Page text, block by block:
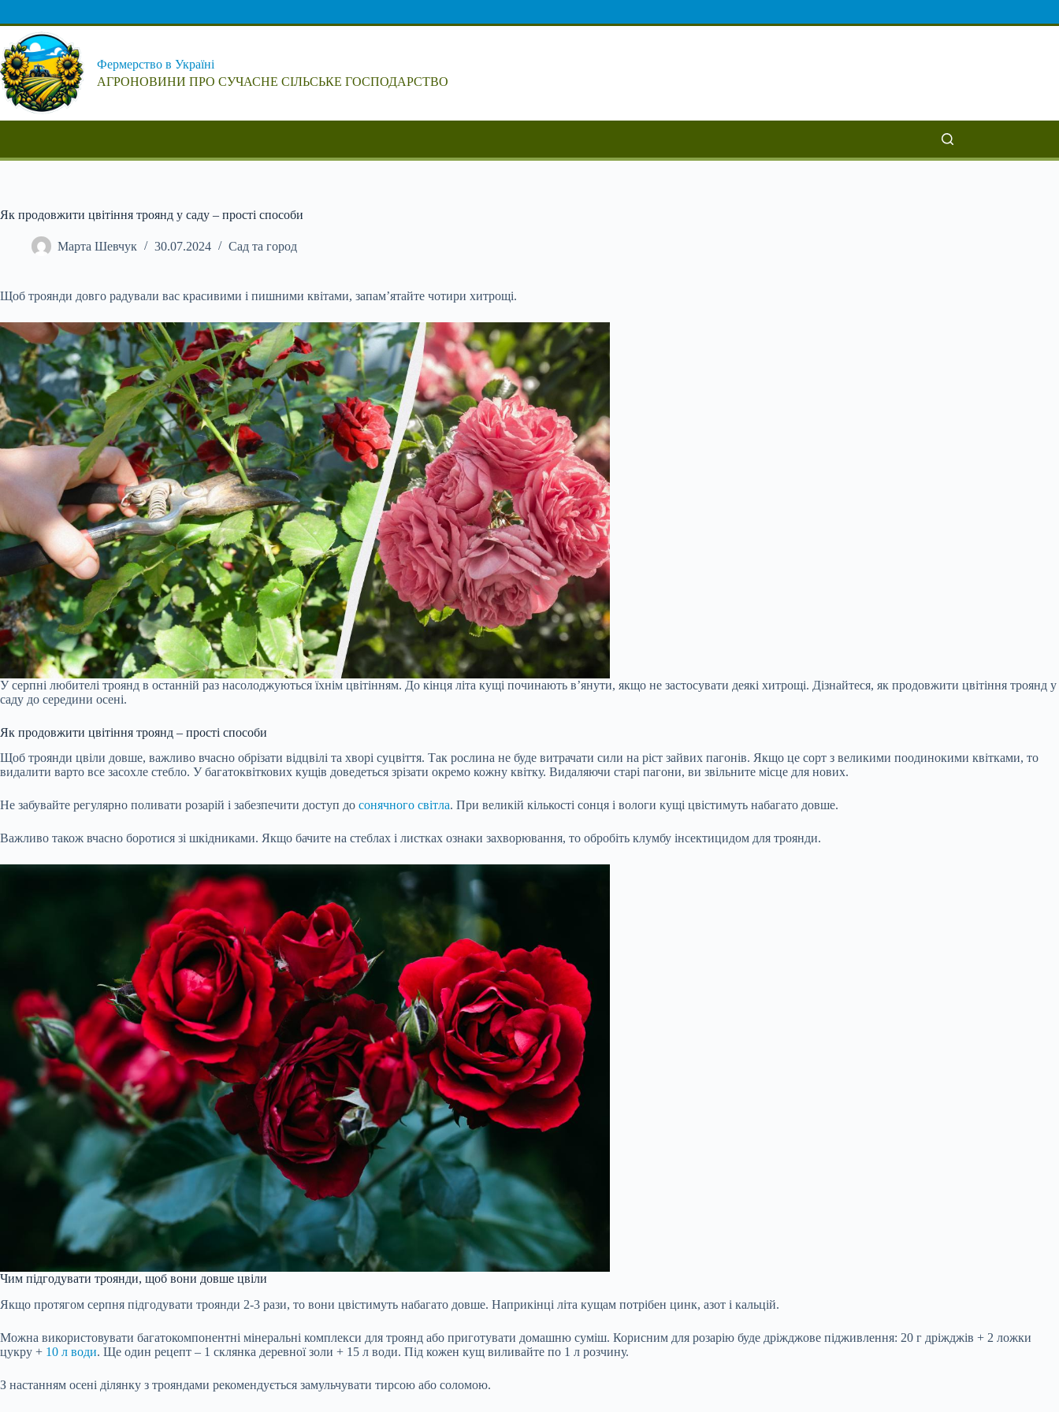
вмісту
Фермерство в Україні
АГРОНОВИНИ ПРО СУЧАСНЕ СІЛЬСЬКЕ ГОСПОДАРСТВО
Як продовжити цвітіння троянд у саду – прості способи
Марта Шевчук 30.07.2024 Сад та город
Щоб троянди довго радували вас красивими і пишними квітами, запам’ятайте чотири хитрощі.
У серпні любителі троянд в останній раз насолоджуються їхнім цвітінням. До кінця літа кущі починають в’янути, якщо не застосувати деякі хитрощі. Дізнайтеся, як продовжити цвітіння троянд у
саду до середини осені.
Як продовжити цвітіння троянд – прості способи
Щоб троянди цвіли довше, важливо вчасно обрізати відцвілі та хворі суцвіття. Так рослина не буде витрачати сили на ріст зайвих пагонів. Якщо це сорт з великими поодинокими квітками, то
видалити варто все засохле стебло. У багатоквіткових кущів доведеться зрізати окремо кожну квітку. Видаляючи старі пагони, ви звільните місце для нових.
Не забувайте регулярно поливати розарій і забезпечити доступ до сонячного світла. При великій кількості сонця і вологи кущі цвістимуть набагато довше.
Важливо також вчасно боротися зі шкідниками. Якщо бачите на стеблах і листках ознаки захворювання, то обробіть клумбу інсектицидом для троянди.
Чим підгодувати троянди, щоб вони довше цвіли
Якщо протягом серпня підгодувати троянди 2-3 рази, то вони цвістимуть набагато довше. Наприкінці літа кущам потрібен цинк, азот і кальцій.
Можна використовувати багатокомпонентні мінеральні комплекси для троянд або приготувати домашню суміш. Корисним для розарію буде дріжджове підживлення: 20 г дріжджів + 2 ложки
цукру + 10 л води. Ще один рецепт – 1 склянка деревної золи + 15 л води. Під кожен кущ виливайте по 1 л розчину.
З настанням осені ділянку з трояндами рекомендується замульчувати тирсою або соломою.